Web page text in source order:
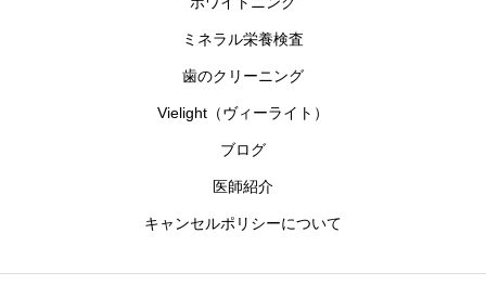
ミネラル栄養検査
歯のクリーニング
Vielight（ヴィーライト）
ブログ
医師紹介
キャンセルポリシーについて